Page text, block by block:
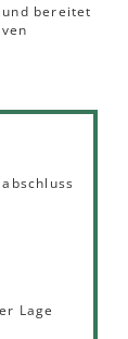
bereitet
Lage